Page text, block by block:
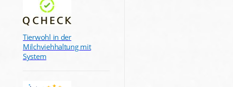
Tierwohl in der
Milchviehhaltung mit
System